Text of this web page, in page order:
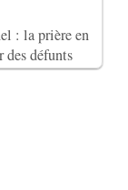
: la prière en
des défunts